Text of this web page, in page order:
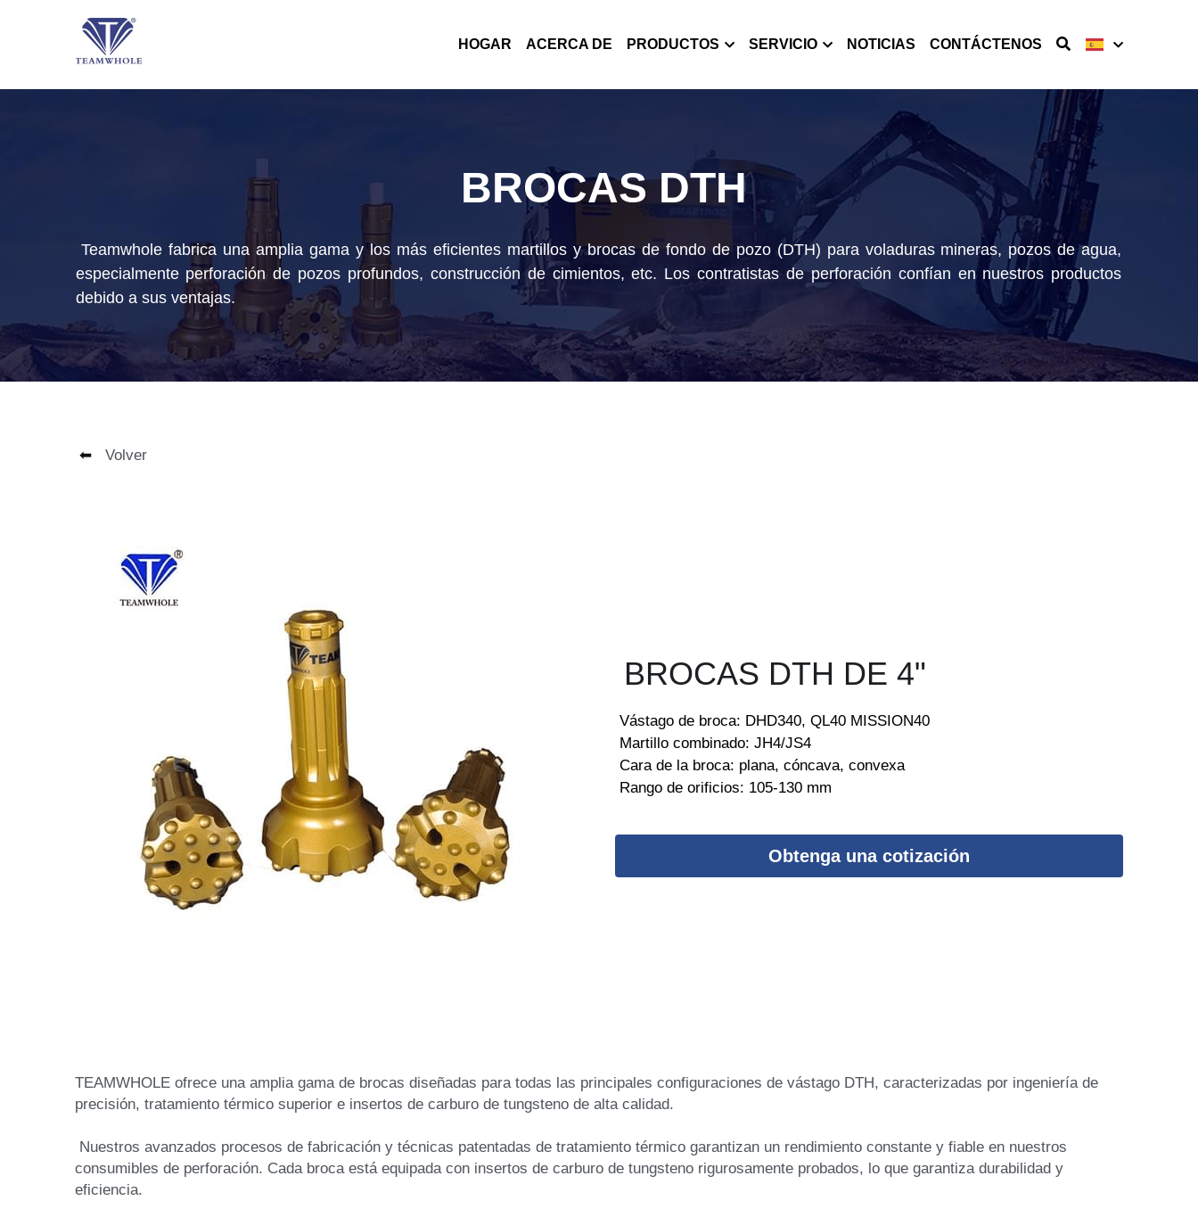
HOGAR ACERCA DE PRODUCTOS SERVICIO NOTICIAS CONTÁCTENOS
BROCAS DTH
Teamwhole fabrica una amplia gama y los más eficientes martillos y brocas de fondo de pozo (DTH) para voladuras mineras, pozos de agua,
especialmente perforación de pozos profundos, construcción de cimientos, etc. Los contratistas de perforación confían en nuestros productos
debido a sus ventajas.
⬅ Volver
BROCAS DTH DE 4"
Vástago de broca: DHD340, QL40 MISSION40
Martillo combinado: JH4/JS4
Cara de la broca: plana, cóncava, convexa
Rango de orificios: 105-130 mm
Obtenga una cotización
TEAMWHOLE ofrece una amplia gama de brocas diseñadas para todas las principales configuraciones de vástago DTH, caracterizadas por ingeniería de
precisión, tratamiento térmico superior e insertos de carburo de tungsteno de alta calidad.
consumibles de perforación. Cada broca está equipada con insertos de carburo de tungsteno rigurosamente probados, lo que garantiza durabilidad y
eficiencia.